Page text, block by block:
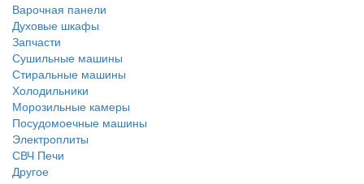
Варочная панели
Духовые шкафы
Запчасти
Сушильные машины
Стиральные машины
Холодильники
Морозильные камеры
Посудомоечные машины
Электроплиты
СВЧ Печи
Другое